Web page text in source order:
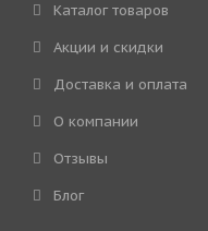
Каталог товаров
Акции и скидки
Доставка и оплата
О компании
Отзывы
Блог